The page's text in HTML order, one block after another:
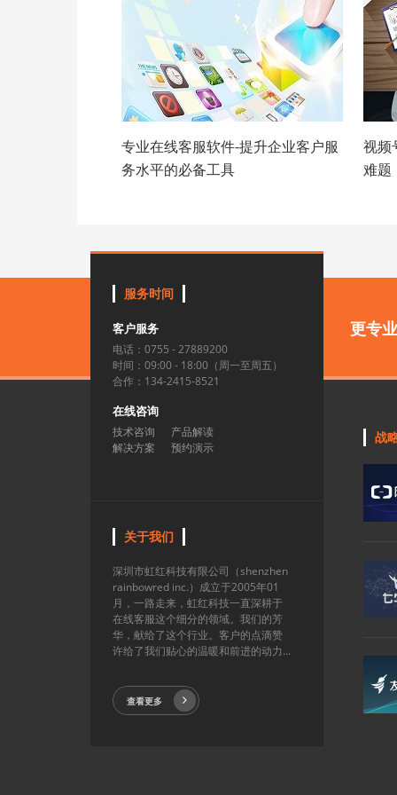
专业在线客服软件-提升企业客户服
务水平的必备工具
视频
难题
更专
服务时间
客户服务
电话：0755 - 27889200
时间：09:00 - 18:00（周一至周五）
合作：134-2415-8521
在线咨询
技术咨询
产品解读
解决方案
预约演示
关于我们
深圳市虹红科技有限公司（shenzhen
rainbowred inc.）成立于2005年01
月，一路走来，虹红科技一直深耕于
在线客服这个细分的领域。我们的芳
华，献给了这个行业。客户的点滴赞
许给了我们贴心的温暖和前进的动力...
查看更多
战